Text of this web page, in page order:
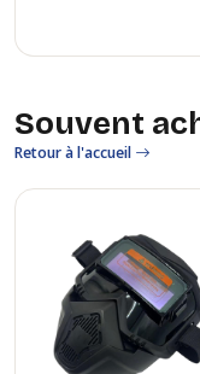
Souvent
Retour à l'accueil